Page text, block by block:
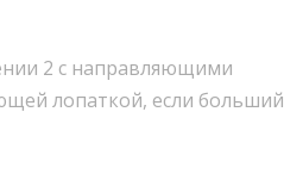
2 с направляющими
лопаткой, если больший